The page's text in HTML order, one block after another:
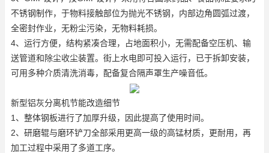
不锈钢制作，于物料接触部位为抛光不锈钢，内部边角圆弧过渡，
全密封作业，无粉尘污染，无物料耗损。
4、运行方便，结构紧凑合理，占地面积小，无需配备空压机、输
送管道和除尘收尘装置。街上水电即可投入运行，已于拆卸安装，
可用多种介质清洗消毒，配备复合隔声罩生产噪音低。
新型铝灰分离机节能改造细节
1、整体钢板进行了加厚升级，因此提高了使用时间。
2、研磨辊与磨环铲刀全部采用更高一级的高锰材质，更耐用，再
加工过程中采用了多道工序。